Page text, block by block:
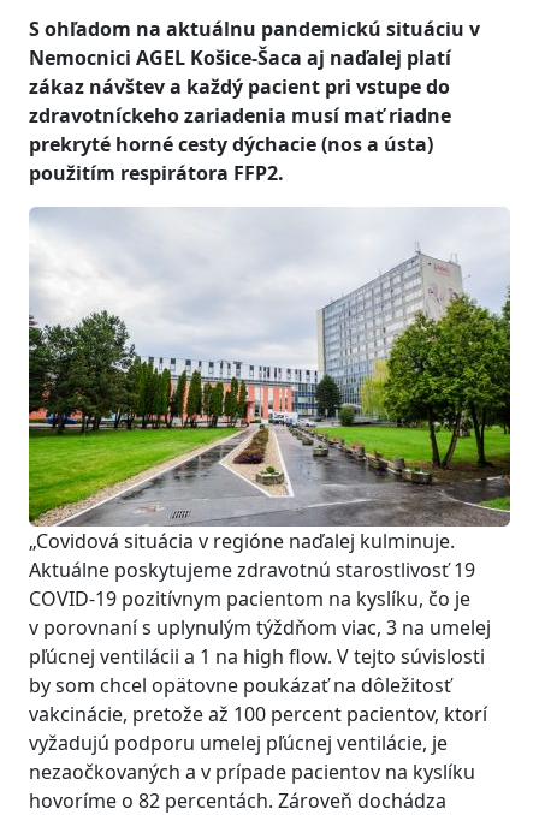
S ohľadom na aktuálnu pandemickú situáciu v
Nemocnici AGEL Košice-Šaca aj naďalej platí
zákaz návštev a každý pacient pri vstupe do
zdravotníckeho zariadenia musí mať riadne
prekryté horné cesty dýchacie (nos a ústa)
použitím respirátora FFP2.
„Covidová situácia v regióne naďalej kulminuje.
Aktuálne poskytujeme zdravotnú starostlivosť 19
COVID-19 pozitívnym pacientom na kyslíku, čo je
v porovnaní s uplynulým týždňom viac, 3 na umelej
pľúcnej ventilácii a 1 na high flow. V tejto súvislosti
by som chcel opätovne poukázať na dôležitosť
vakcinácie, pretože až 100 percent pacientov, ktorí
vyžadujú podporu umelej pľúcnej ventilácie, je
nezaočkovaných a v prípade pacientov na kyslíku
hovoríme o 82 percentách. Zároveň dochádza